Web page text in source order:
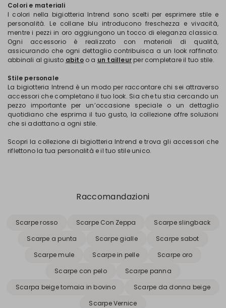
Colori e materiali
I colori nella bigiotteria Intrend sono scelti per esprimere stile e
personalità. Le collane blu introducono freschezza e vivacità,
mentre i pezzi in oro aggiungono un tocco di eleganza classica.
Ogni accessorio è realizzato con materiali di qualità,
assicurando che ogni dettaglio contribuisca a un look raffinato:
abbinali al giusto abitoo a un tailleur per completare il tuo stile.
Stile personale
La bigiotteria Intrend è un modo per raccontare chi sei attraverso
accessori che completano il tuo look. Sia che tu stia cercando un
pezzo importante per un’occasione speciale o un dettaglio
quotidiano che esprima il tuo gusto, la collezione offre soluzioni
che si adattano a ogni stile.
Scopri la collezione di bigiotteria Intrend e trova gli accessori che
riflettono la tua personalità e il tuo stile unico.
Raccomandazioni
Scarpe rosso Scarpe Con Zeppa
Scarpe slingback
Scarpe a punta
Scarpe gialle
Scarpe sabot
Scarpe mule
Scarpe in pelle
Scarpe oro
Scarpe con pelo
Scarpe panna
Scarpa beige tomaia in bovino
Scarpe da donna beige
Scarpe Vernice